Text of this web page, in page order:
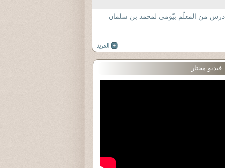
درس من المعلّم بيّومي لمحمد بن سلمان
فيديو مختار